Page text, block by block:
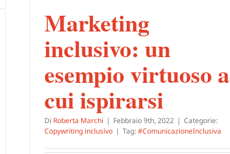
Marketing
inclusivo: un
esempio virtuoso a
cui ispirarsi
Di Roberta Marchi | Febbraio 9th, 2022 | Categorie:
Copywriting inclusivo | Tag:#ComunicazioneInclusiva